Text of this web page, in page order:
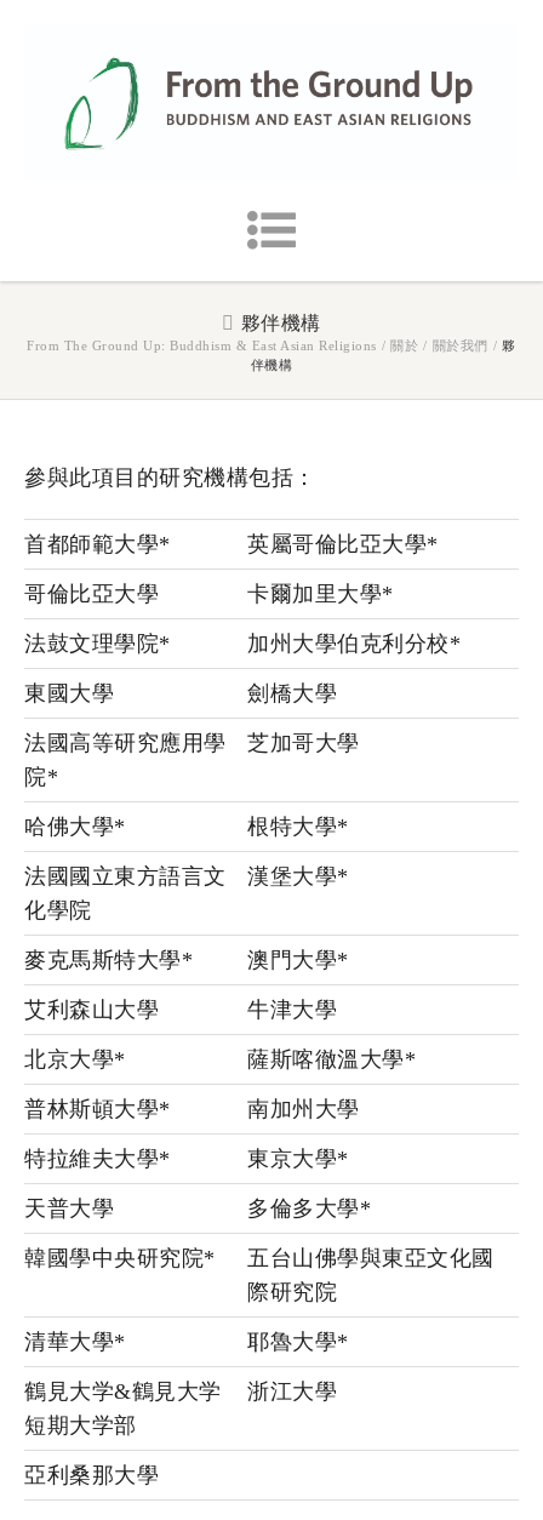
夥伴機構
From The Ground Up: Buddhism & East Asian Religions / 關於 / 關於我們 / 夥
伴機構
參與此項目的研究機構包括：
首都師範大學* 英屬哥倫比亞大學*
哥倫比亞大學 卡爾加里大學*
法鼓文理學院* 加州大學伯克利分校*
東國大學 劍橋大學
法國高等研究應用學
院*
芝加哥大學
哈佛大學* 根特大學*
法國國立東方語言文
化學院
漢堡大學*
麥克馬斯特大學* 澳門大學*
艾利森山大學 牛津大學
北京大學* 薩斯喀徹溫大學*
普林斯頓大學* 南加州大學
特拉維夫大學* 東京大學*
天普大學 多倫多大學*
韓國學中央研究院*
五台山佛學與東亞文化國
際研究院
清華大學* 耶魯大學*
鶴見大学&鶴見大学
短期大学部
浙江大學
亞利桑那大學